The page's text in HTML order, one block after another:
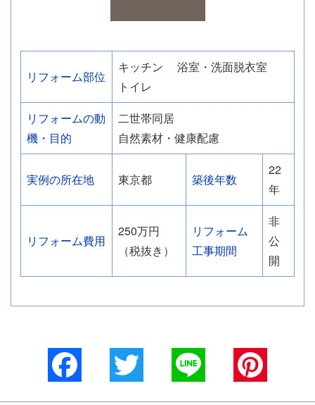
リフォーム部位
キッチン
浴室・洗面脱衣室
トイレ
リフォームの動
機・目的
二世帯同居
自然素材・健康配慮
実例の所在地 東京都 築後年数
22
年
リフォーム費用
250万円
（税抜き）
リフォーム
工事期間
非
公
開
Facebook